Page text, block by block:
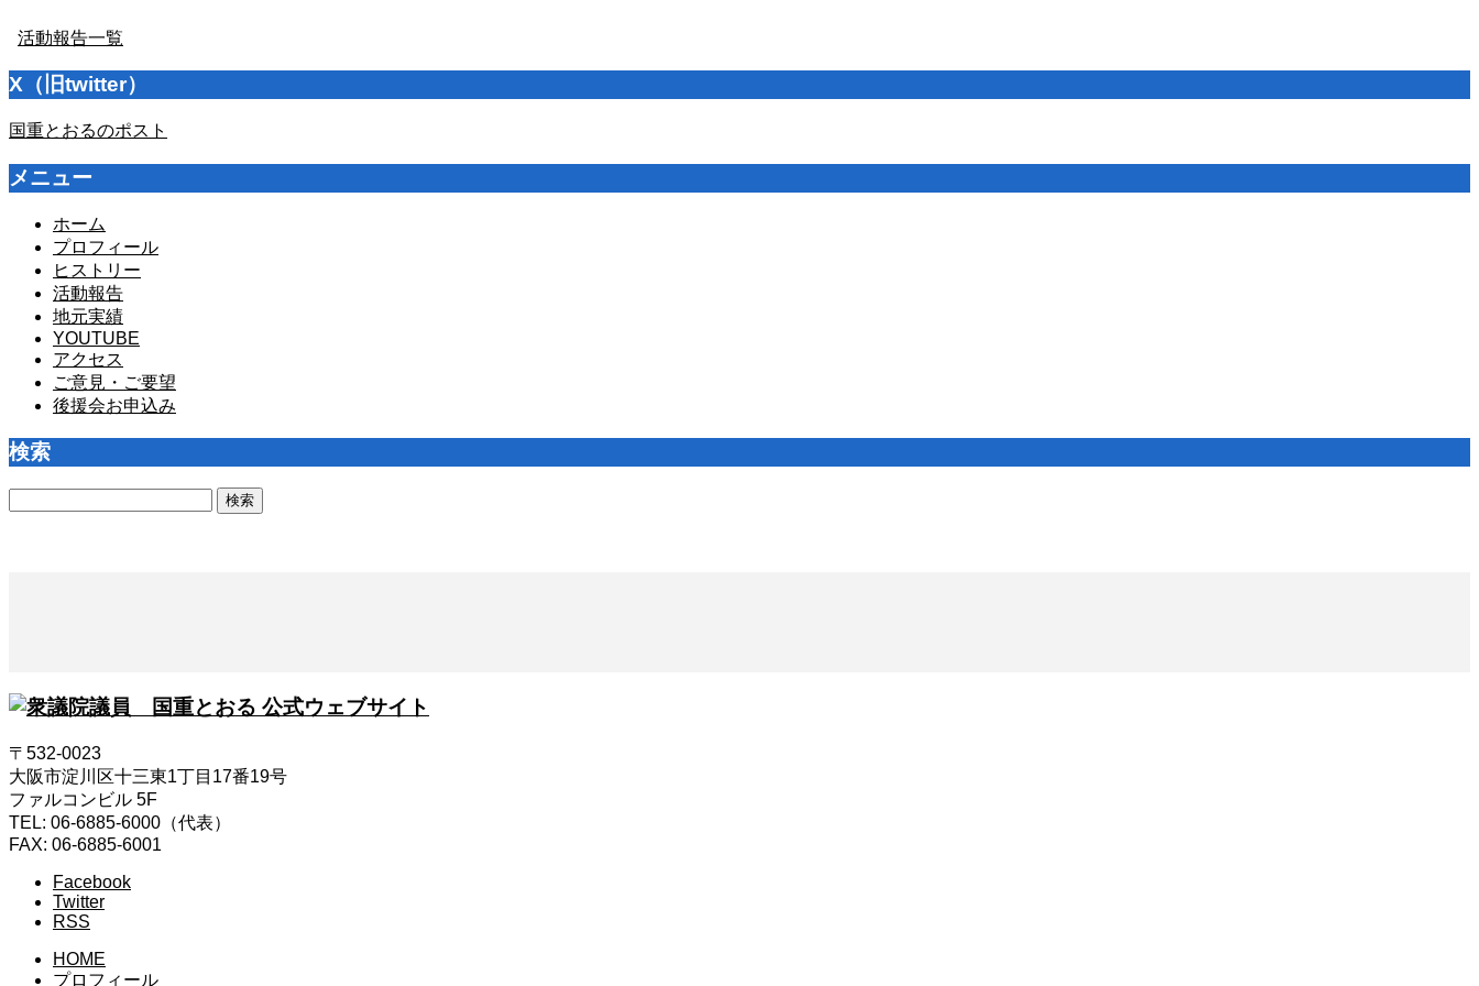
活動報告一覧
X（旧twitter）
国重とおるのポスト
メニュー
ホーム
プロフィール
ヒストリー
活動報告
地元実績
YOUTUBE
アクセス
ご意見・ご要望
後援会お申込み
検索
〒532-0023
大阪市淀川区十三東1丁目17番19号
ファルコンビル 5F
TEL: 06-6885-6000（代表）
FAX: 06-6885-6001
Facebook
Twitter
RSS
HOME
プロフィール